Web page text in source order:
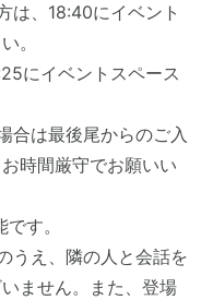
は、18:40にイベント
。
にイベントスペース
合は最後尾からのご入
時間厳守でお願いい
す。
うえ、隣の人と会話を
ません。また、登場